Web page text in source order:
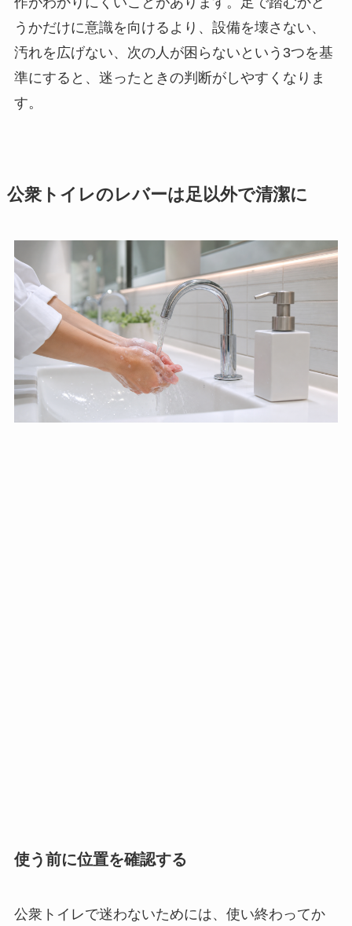
うかだけに意識を向けるより、設備を壊さない、
汚れを広げない、次の人が困らないという3つを基
準にすると、迷ったときの判断がしやすくなりま
す。
公衆トイレのレバーは足以外で清潔に
使う前に位置を確認する
公衆トイレで迷わないためには、使い終わってか